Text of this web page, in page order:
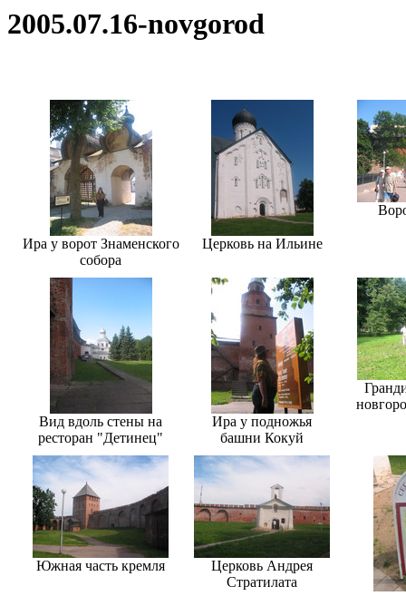
2005.07.16-novgorod
Ира у ворот Знаменского
собора
Церковь на Ильине
Вид вдоль стены на
ресторан "Детинец"
Ира у подножья
башни Кокуй
Южная часть кремля
Церковь Андрея
Стратилата